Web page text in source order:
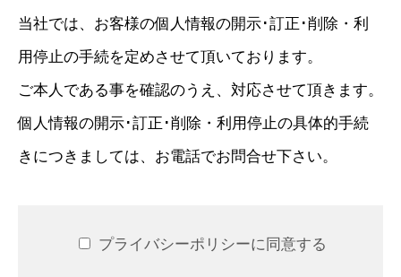
当社では、お客様の個人情報の開示･訂正･削除・利
用停止の手続を定めさせて頂いております。
ご本人である事を確認のうえ、対応させて頂きます。
個人情報の開示･訂正･削除・利用停止の具体的手続
きにつきましては、お電話でお問合せ下さい。
プライバシーポリシーに同意する